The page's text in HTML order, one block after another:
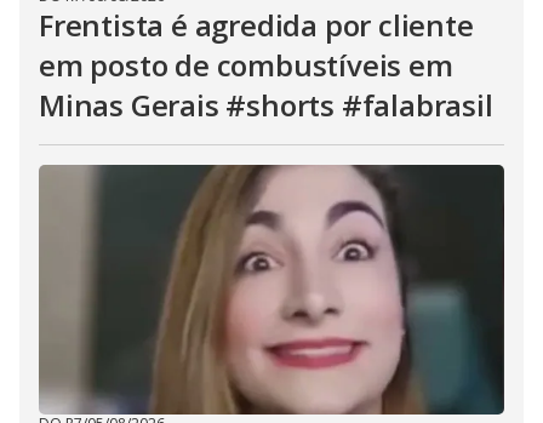
Frentista é agredida por cliente
em posto de combustíveis em
Minas Gerais #shorts #falabrasil